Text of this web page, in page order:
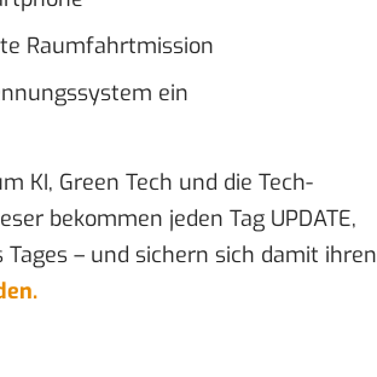
Raumfahrtmission
ein
KI, Green Tech und die Tech-
bekommen jeden Tag UPDATE,
– und sichern sich damit ihren